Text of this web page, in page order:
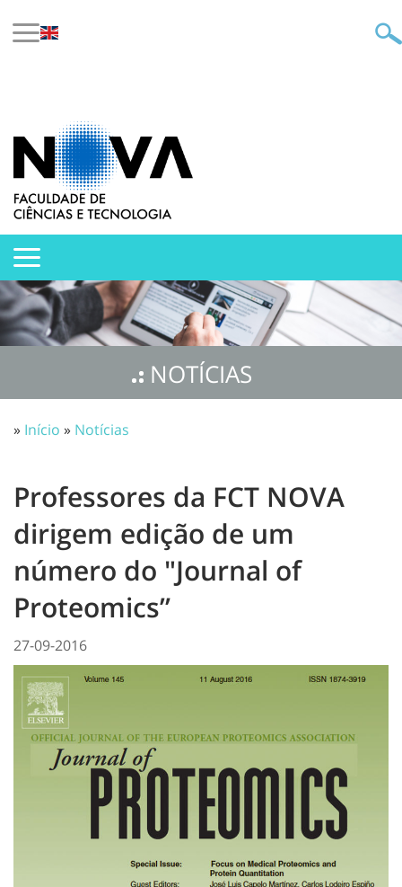
NOTÍCIAS
» Início » Notícias
Professores da FCT NOVA
dirigem edição de um
número do "Journal of
Proteomics”
27-09-2016